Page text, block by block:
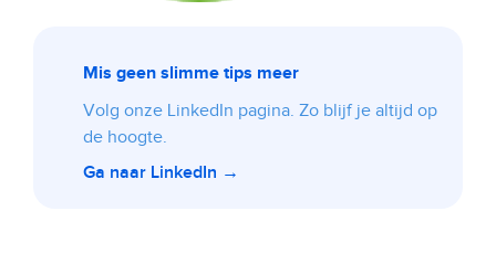
Mis geen slimme tips meer
Volg onze LinkedIn pagina. Zo blijf je altijd op
de hoogte.
Ga naar LinkedIn →